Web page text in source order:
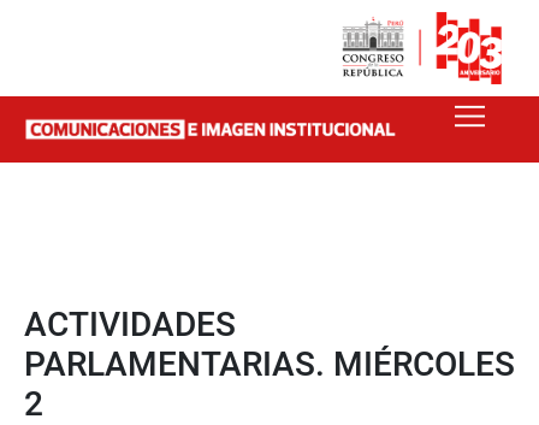
ACTIVIDADES
PARLAMENTARIAS. MIÉRCOLES
2